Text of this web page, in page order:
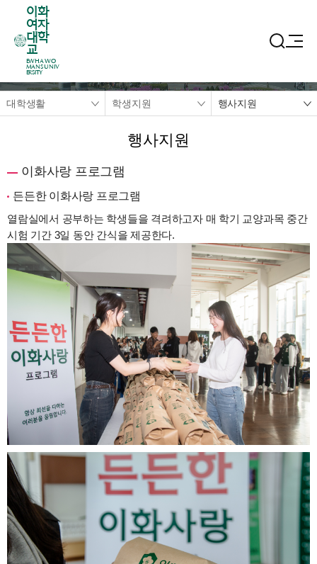
이화
여자
대학
교
EWHA WO
MANS UNIV
ERSITY
대학생활 학생지원 행사지원
행사지원
이화사랑 프로그램
든든한 이화사랑 프로그램
열람실에서 공부하는 학생들을 격려하고자 매 학기 교양과목 중간
시험 기간 3일 동안 간식을 제공한다.